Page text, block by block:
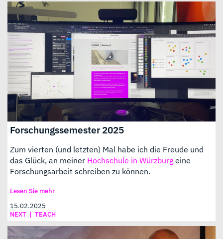
Forschungssemester 2025
Zum vierten (und letzten) Mal habe ich die Freude und
das Glück, an meiner Hochschule in Würzburg eine
Forschungsarbeit schreiben zu können.
Lesen Sie mehr
15.02.2025
NEXT | TEACH